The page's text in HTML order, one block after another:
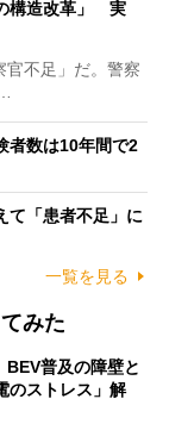
構造改革」 実
不足」だ。警察
者数は10年間で2
て「患者不足」に
一覧を見る
みた
BEV普及の障壁と
のストレス」解